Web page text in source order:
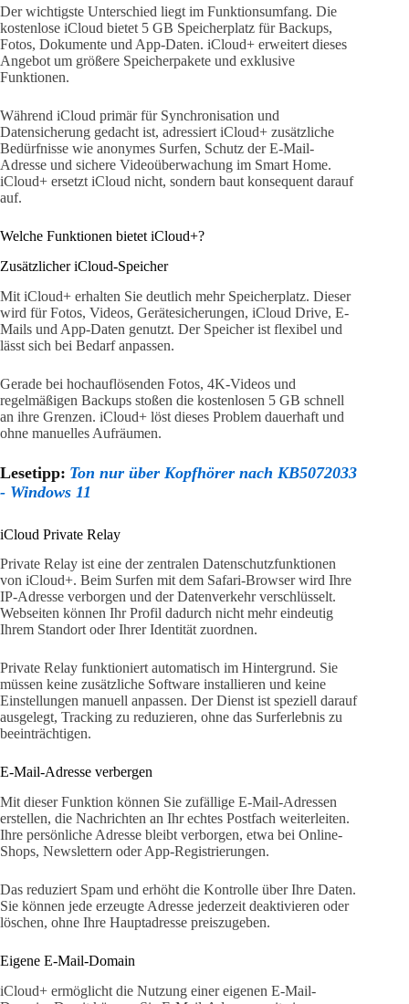
Der wichtigste Unterschied liegt im Funktionsumfang. Die
kostenlose iCloud bietet 5 GB Speicherplatz für Backups,
Fotos, Dokumente und App-Daten. iCloud+ erweitert dieses
Angebot um größere Speicherpakete und exklusive
Funktionen.
Während iCloud primär für Synchronisation und
Datensicherung gedacht ist, adressiert iCloud+ zusätzliche
Bedürfnisse wie anonymes Surfen, Schutz der E-Mail-
Adresse und sichere Videoüberwachung im Smart Home.
iCloud+ ersetzt iCloud nicht, sondern baut konsequent darauf
auf.
Welche Funktionen bietet iCloud+?
Zusätzlicher iCloud-Speicher
Mit iCloud+ erhalten Sie deutlich mehr Speicherplatz. Dieser
wird für Fotos, Videos, Gerätesicherungen, iCloud Drive, E-
Mails und App-Daten genutzt. Der Speicher ist flexibel und
lässt sich bei Bedarf anpassen.
Gerade bei hochauflösenden Fotos, 4K-Videos und
regelmäßigen Backups stoßen die kostenlosen 5 GB schnell
an ihre Grenzen. iCloud+ löst dieses Problem dauerhaft und
ohne manuelles Aufräumen.
Lesetipp: Ton nur über Kopfhörer nach KB5072033
- Windows 11
iCloud Private Relay
Private Relay ist eine der zentralen Datenschutzfunktionen
von iCloud+. Beim Surfen mit dem Safari-Browser wird Ihre
IP-Adresse verborgen und der Datenverkehr verschlüsselt.
Webseiten können Ihr Profil dadurch nicht mehr eindeutig
Ihrem Standort oder Ihrer Identität zuordnen.
Private Relay funktioniert automatisch im Hintergrund. Sie
müssen keine zusätzliche Software installieren und keine
Einstellungen manuell anpassen. Der Dienst ist speziell darauf
ausgelegt, Tracking zu reduzieren, ohne das Surferlebnis zu
beeinträchtigen.
E-Mail-Adresse verbergen
Mit dieser Funktion können Sie zufällige E-Mail-Adressen
erstellen, die Nachrichten an Ihr echtes Postfach weiterleiten.
Ihre persönliche Adresse bleibt verborgen, etwa bei Online-
Shops, Newslettern oder App-Registrierungen.
Das reduziert Spam und erhöht die Kontrolle über Ihre Daten.
Sie können jede erzeugte Adresse jederzeit deaktivieren oder
löschen, ohne Ihre Hauptadresse preiszugeben.
Eigene E-Mail-Domain
iCloud+ ermöglicht die Nutzung einer eigenen E-Mail-